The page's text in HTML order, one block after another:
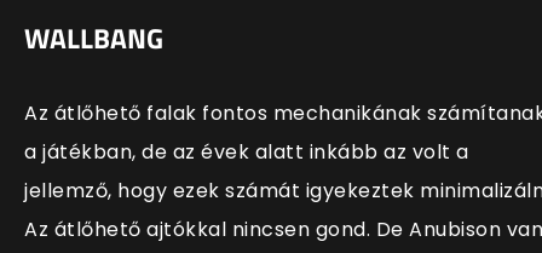
WALLBANG
Az átlőhető falak fontos mechanikának
a játékban, de az évek alatt inkább az volt a
jellemző, hogy ezek számát igyekeztek
Az átlőhető ajtókkal nincsen gond. De Anubison van